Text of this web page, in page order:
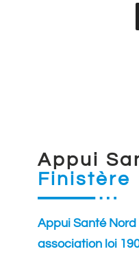
Appui
Finistère
Appui Santé Nord
association loi